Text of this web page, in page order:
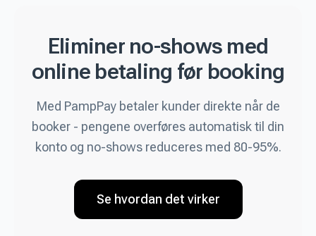
Eliminer no-shows med
online betaling før booking
Med PampPay betaler kunder direkte når de
booker - pengene overføres automatisk til din
konto og no-shows reduceres med 80-95%.
Se hvordan det virker